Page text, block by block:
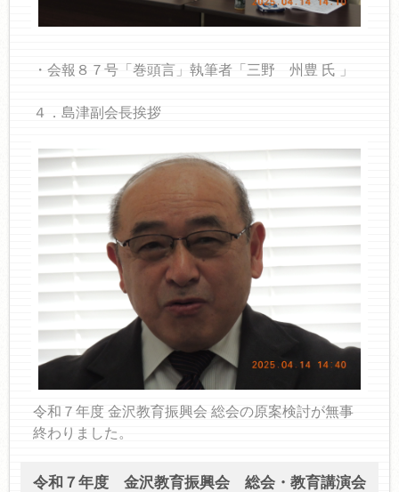
・会報８７号「巻頭言」執筆者「三野 州豊 氏 」
４．島津副会長挨拶
令和７年度 金沢教育振興会 総会の原案検討が無事
終わりました。
令和７年度 金沢教育振興会 総会・教育講演会